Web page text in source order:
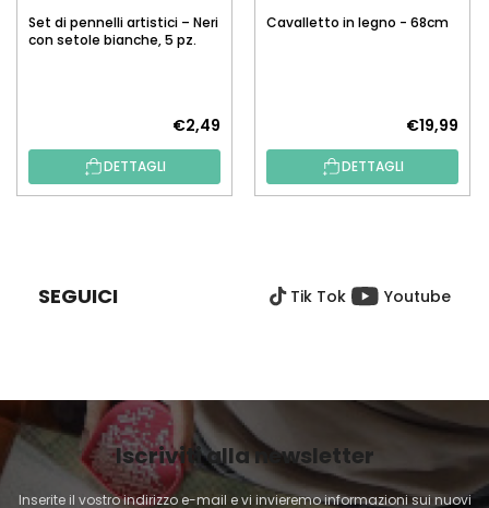
Set di pennelli artistici – Neri
con setole bianche, 5 pz.
€2,49
DETTAGLI
Cavalletto in legno - 68cm
€19,99
DETTAGLI
G
N
A
SEGUICI Tik Tok Youtube
Iscriviti alla newsletter
Inserite il vostro indirizzo e-mail e vi invieremo informazioni sui nuovi